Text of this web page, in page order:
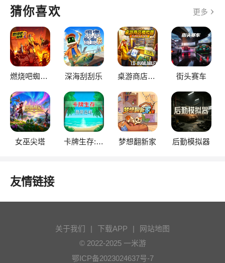
猜你喜欢 更多
燃烧吧蜘蛛2 深海刮刮乐 桌游商店模拟器 街头赛车
女巫尖塔 卡牌生存:热带岛屿 梦想翻新家 后勤模拟器
友情链接
关于我们 | 下载APP |
网站地图
© 2022-2025 一米游
鄂ICP备2023024637号-7